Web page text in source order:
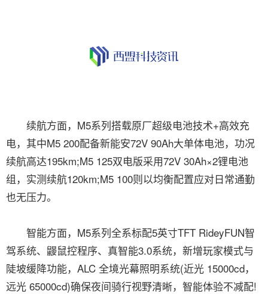
续航方面，M5系列搭载原厂超级电池技术+高效充
电，其中M5 200配备新能安72V 90Ah大单体电池，功况
续航高达195km;M5 125双电版采用72V 30Ah×2锂电池
组，实测续航120km;M5 100则以均衡配置应对日常通勤
也无压力。
智能方面，M5系列全系标配5英寸TFT RideyFUN智
驾系统、鼹鼠控程序、真智能3.0系统，新增玩家模式与
陡坡缓降功能，ALC 全境光幕照明系统(近光 15000cd，
远光 65000cd)确保夜间骑行视野清晰，智能体验不减配!